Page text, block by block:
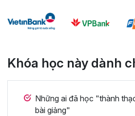
Khóa học này dành
Những ai đã học "thành
bài giảng"